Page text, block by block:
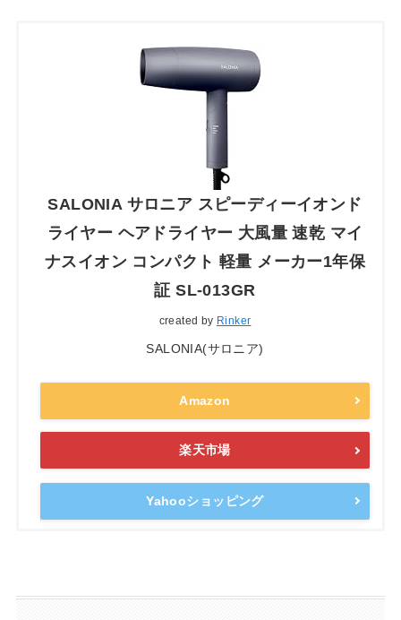
SALONIA サロニア スピーディーイオンド
ライヤー ヘアドライヤー 大風量 速乾 マイ
ナスイオン コンパクト 軽量 メーカー1年保
証 SL-013GR
created by Rinker
SALONIA(サロニア)
Amazon
楽天市場
Yahooショッピング